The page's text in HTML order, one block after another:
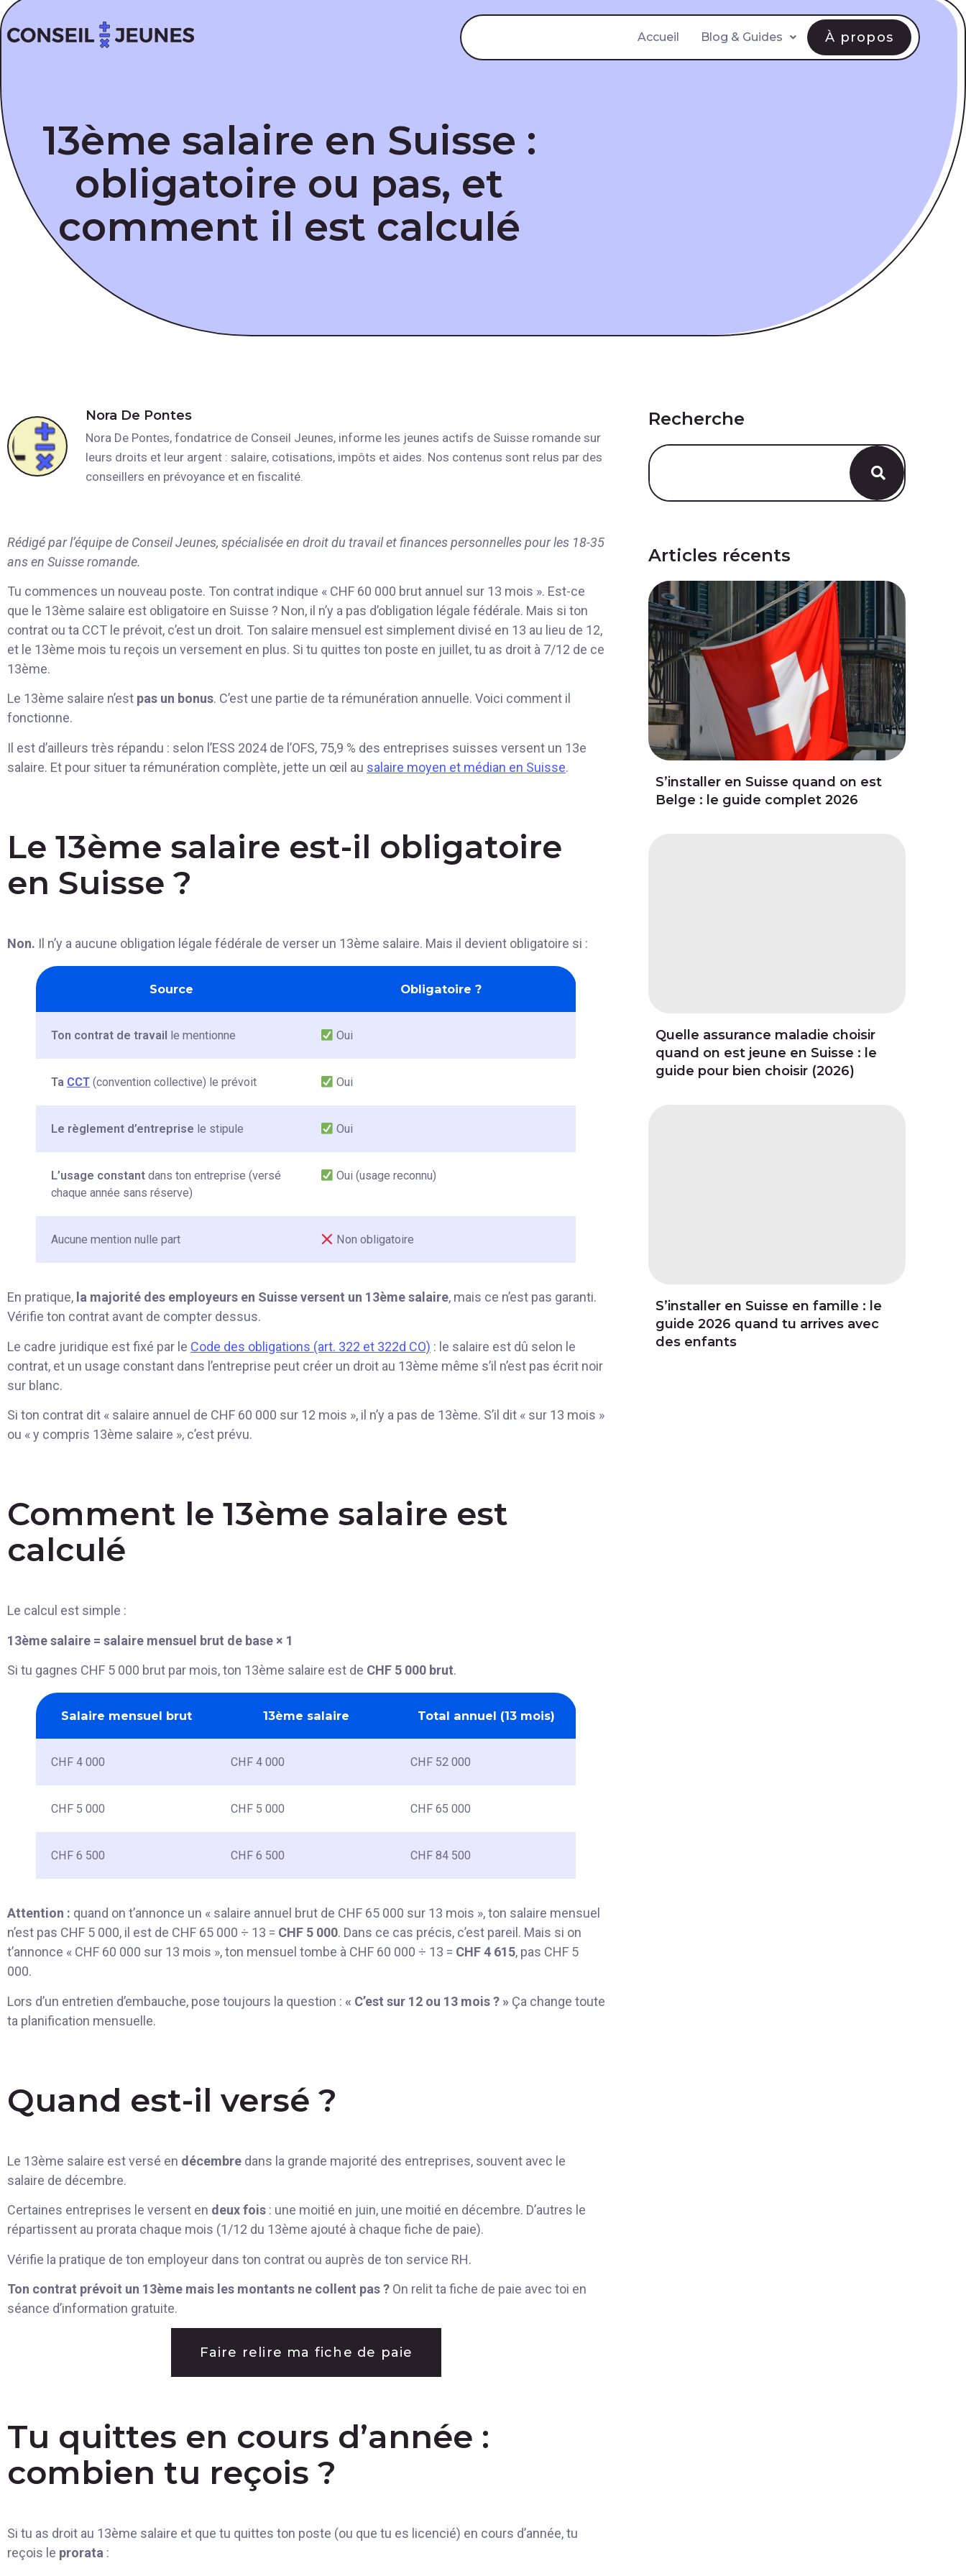
Accueil Blog & Guides À propos
13ème salaire en Suisse :
obligatoire ou pas, et
comment il est calculé
Nora De Pontes
Nora De Pontes, fondatrice de Conseil Jeunes, informe les jeunes actifs de Suisse romande sur
leurs droits et leur argent : salaire, cotisations, impôts et aides. Nos contenus sont relus par des
conseillers en prévoyance et en fiscalité.
Rédigé par l’équipe de Conseil Jeunes, spécialisée en droit du travail et finances personnelles pour les 18-35
ans en Suisse romande.
Tu commences un nouveau poste. Ton contrat indique « CHF 60 000 brut annuel sur 13 mois ». Est-ce
que le 13ème salaire est obligatoire en Suisse ? Non, il n’y a pas d’obligation légale fédérale. Mais si ton
contrat ou ta CCT le prévoit, c’est un droit. Ton salaire mensuel est simplement divisé en 13 au lieu de 12,
et le 13ème mois tu reçois un versement en plus. Si tu quittes ton poste en juillet, tu as droit à 7/12 de ce
13ème.
Le 13ème salaire n’est pas un bonus. C’est une partie de ta rémunération annuelle. Voici comment il
fonctionne.
Il est d’ailleurs très répandu : selon l’ESS 2024 de l’OFS, 75,9 % des entreprises suisses versent un 13e
salaire. Et pour situer ta rémunération complète, jette un œil au salaire moyen et médian en Suisse.
Le 13ème salaire est-il obligatoire
en Suisse ?
Non. Il n’y a aucune obligation légale fédérale de verser un 13ème salaire. Mais il devient obligatoire si :
Source Obligatoire ?
Ton contrat de travail le mentionne Oui
Ta CCT (convention collective) le prévoit Oui
Le règlement d’entreprise le stipule Oui
L’usage constant dans ton entreprise (versé
chaque année sans réserve)
Oui (usage reconnu)
Aucune mention nulle part Non obligatoire
En pratique, la majorité des employeurs en Suisse versent un 13ème salaire, mais ce n’est pas garanti.
Vérifie ton contrat avant de compter dessus.
Le cadre juridique est fixé par le Code des obligations (art. 322 et 322d CO) : le salaire est dû selon le
contrat, et un usage constant dans l’entreprise peut créer un droit au 13ème même s’il n’est pas écrit noir
sur blanc.
Si ton contrat dit « salaire annuel de CHF 60 000 sur 12 mois », il n’y a pas de 13ème. S’il dit « sur 13 mois »
ou « y compris 13ème salaire », c’est prévu.
Comment le 13ème salaire est
calculé
Le calcul est simple :
13ème salaire = salaire mensuel brut de base × 1
Si tu gagnes CHF 5 000 brut par mois, ton 13ème salaire est de CHF 5 000 brut.
Salaire mensuel brut 13ème salaire Total annuel (13 mois)
CHF 4 000 CHF 4 000 CHF 52 000
CHF 5 000 CHF 5 000 CHF 65 000
CHF 6 500 CHF 6 500 CHF 84 500
Attention : quand on t’annonce un « salaire annuel brut de CHF 65 000 sur 13 mois », ton salaire mensuel
n’est pas CHF 5 000, il est de CHF 65 000 ÷ 13 = CHF 5 000. Dans ce cas précis, c’est pareil. Mais si on
t’annonce « CHF 60 000 sur 13 mois », ton mensuel tombe à CHF 60 000 ÷ 13 = CHF 4 615, pas CHF 5
000.
Lors d’un entretien d’embauche, pose toujours la question : « C’est sur 12 ou 13 mois ? » Ça change toute
ta planification mensuelle.
Quand est-il versé ?
Le 13ème salaire est versé en décembre dans la grande majorité des entreprises, souvent avec le
salaire de décembre.
Certaines entreprises le versent en deux fois : une moitié en juin, une moitié en décembre. D’autres le
répartissent au prorata chaque mois (1/12 du 13ème ajouté à chaque fiche de paie).
Vérifie la pratique de ton employeur dans ton contrat ou auprès de ton service RH.
Ton contrat prévoit un 13ème mais les montants ne collent pas ? On relit ta fiche de paie avec toi en
séance d’information gratuite.
Faire relire ma fiche de paie
Tu quittes en cours d’année :
combien tu reçois ?
Si tu as droit au 13ème salaire et que tu quittes ton poste (ou que tu es licencié) en cours d’année, tu
reçois le prorata :
Recherche
Articles récents
S’installer en Suisse quand on est
Belge : le guide complet 2026
Quelle assurance maladie choisir
quand on est jeune en Suisse : le
guide pour bien choisir (2026)
S’installer en Suisse en famille : le
guide 2026 quand tu arrives avec
des enfants